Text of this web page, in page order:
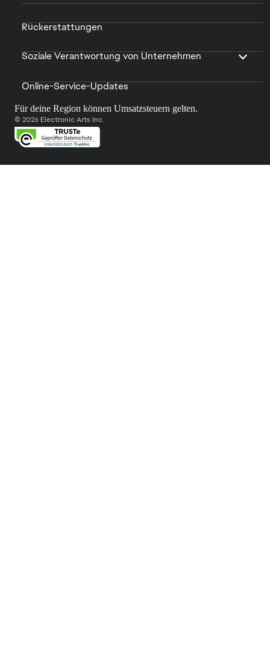
Rückerstattungen
Soziale Verantwortung von Unternehmen
Online-Service-Updates
Für deine Region können Umsatzsteuern gelten.
© 2026 Electronic Arts Inc.